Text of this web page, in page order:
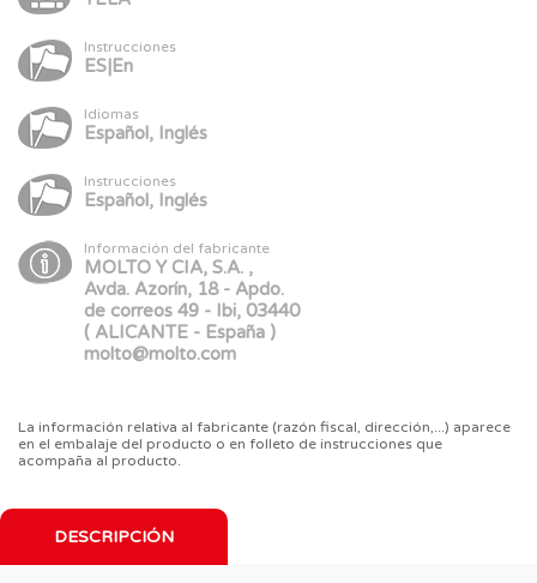
Instrucciones
ES|En
Idiomas
Español, Inglés
Instrucciones
Español, Inglés
Información del fabricante
MOLTO Y CIA, S.A. ,
Avda. Azorín, 18 - Apdo.
de correos 49 - Ibi, 03440
( ALICANTE - España )
molto@molto.com
La información relativa al fabricante (razón fiscal, dirección,...) aparece
en el embalaje del producto o en folleto de instrucciones que
acompaña al producto.
DESCRIPCIÓN